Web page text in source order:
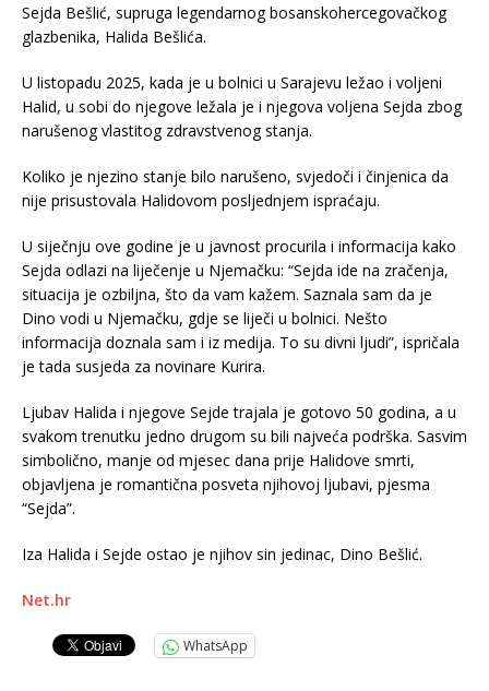
Sejda Bešlić, supruga legendarnog bosanskohercegovačkog
glazbenika, Halida Bešlića.
U listopadu 2025, kada je u bolnici u Sarajevu ležao i voljeni
Halid, u sobi do njegove ležala je i njegova voljena Sejda zbog
narušenog vlastitog zdravstvenog stanja.
Koliko je njezino stanje bilo narušeno, svjedoči i činjenica da
nije prisustovala Halidovom posljednjem ispraćaju.
U siječnju ove godine je u javnost procurila i informacija kako
Sejda odlazi na liječenje u Njemačku: “Sejda ide na zračenja,
situacija je ozbiljna, što da vam kažem. Saznala sam da je
Dino vodi u Njemačku, gdje se liječi u bolnici. Nešto
informacija doznala sam i iz medija. To su divni ljudi”, ispričala
je tada susjeda za novinare Kurira.
Ljubav Halida i njegove Sejde trajala je gotovo 50 godina, a u
svakom trenutku jedno drugom su bili najveća podrška. Sasvim
simbolično, manje od mjesec dana prije Halidove smrti,
objavljena je romantična posveta njihovoj ljubavi, pjesma
“Sejda”.
Iza Halida i Sejde ostao je njihov sin jedinac, Dino Bešlić.
Net.hr
WhatsApp